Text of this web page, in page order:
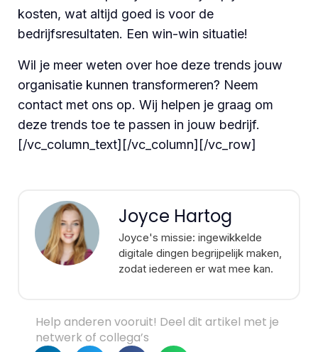
kosten, wat altijd goed is voor de
bedrijfsresultaten. Een win-win situatie!
Wil je meer weten over hoe deze trends jouw
organisatie kunnen transformeren? Neem
contact met ons op. Wij helpen je graag om
deze trends toe te passen in jouw bedrijf.
[/vc_column_text][/vc_column][/vc_row]
Joyce Hartog
Joyce's missie: ingewikkelde
digitale dingen begrijpelijk maken,
zodat iedereen er wat mee kan.
Help anderen vooruit! Deel dit artikel met je
netwerk of collega’s